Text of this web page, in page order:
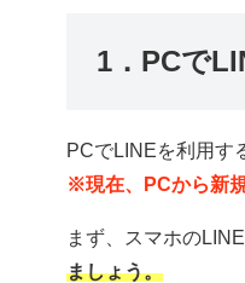
1．PCで
PCでLINEを利用す
※現在、PCから新
まず、スマホの
ましょう。